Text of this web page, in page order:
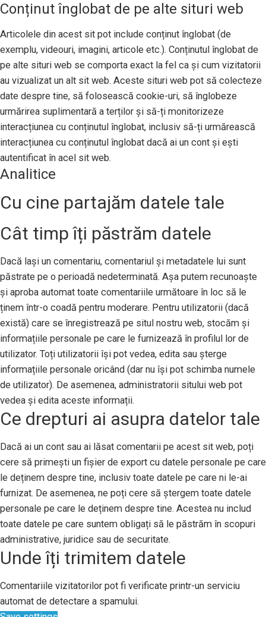
Conținut înglobat de pe alte situri web
Articolele din acest sit pot include conținut înglobat (de
exemplu, videouri, imagini, articole etc.). Conținutul înglobat de
pe alte situri web se comporta exact la fel ca și cum vizitatorii
au vizualizat un alt sit web. Aceste situri web pot să colecteze
date despre tine, să folosească cookie-uri, să înglobeze
urmărirea suplimentară a terților și să-ți monitorizeze
interacțiunea cu conținutul înglobat, inclusiv să-ți urmărească
interacțiunea cu conținutul înglobat dacă ai un cont și ești
autentificat în acel sit web.
Analitice
Cu cine partajăm datele tale
Cât timp îți păstrăm datele
Dacă lași un comentariu, comentariul și metadatele lui sunt
păstrate pe o perioadă nedeterminată. Așa putem recunoaște
și aproba automat toate comentariile următoare în loc să le
ținem într-o coadă pentru moderare. Pentru utilizatorii (dacă
există) care se înregistrează pe situl nostru web, stocăm și
informațiile personale pe care le furnizează în profilul lor de
utilizator. Toți utilizatorii își pot vedea, edita sau șterge
informațiile personale oricând (dar nu își pot schimba numele
de utilizator). De asemenea, administratorii sitului web pot
vedea și edita aceste informații.
Ce drepturi ai asupra datelor tale
Dacă ai un cont sau ai lăsat comentarii pe acest sit web, poți
cere să primești un fișier de export cu datele personale pe care
le deținem despre tine, inclusiv toate datele pe care ni le-ai
furnizat. De asemenea, ne poți cere să ștergem toate datele
personale pe care le deținem despre tine. Acestea nu includ
toate datele pe care suntem obligați să le păstrăm în scopuri
administrative, juridice sau de securitate.
Unde îți trimitem datele
Comentariile vizitatorilor pot fi verificate printr-un serviciu
automat de detectare a spamului.